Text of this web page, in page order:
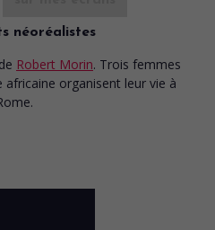
néoréalistes
de Robert Morin. Trois femmes
organisent leur vie à